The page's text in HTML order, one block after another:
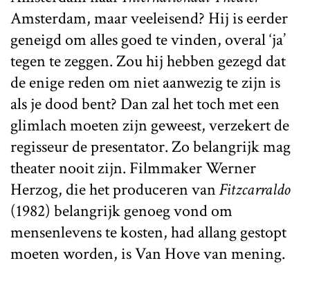
Amsterdam, maar veeleisend? Hij is eerder
geneigd om alles goed te vinden, overal ‘ja’
tegen te zeggen. Zou hij hebben gezegd dat
de enige reden om niet aanwezig te zijn is
als je dood bent? Dan zal het toch met een
glimlach moeten zijn geweest, verzekert de
regisseur de presentator. Zo belangrijk mag
theater nooit zijn. Filmmaker Werner
Herzog, die het produceren vanFitzcarraldo
(1982) belangrijk genoeg vond om
mensenlevens te kosten, had allang gestopt
moeten worden, is Van Hove van mening.